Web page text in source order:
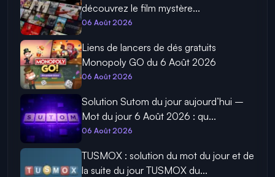
découvrez le film mystère...
06 Août 2026
Liens de lancers de dés gratuits
Monopoly GO du 6 Août 2026
06 Août 2026
Solution Sutom du jour aujourd’hui –
Mot du jour 6 Août 2026 : qu...
06 Août 2026
TUSMOX : solution du mot du jour et de
la suite du jour TUSMOX du...